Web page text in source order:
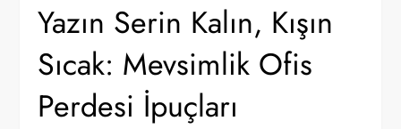
Yazın Serin Kalın, Kışın
Sıcak: Mevsimlik Ofis
Perdesi İpuçları